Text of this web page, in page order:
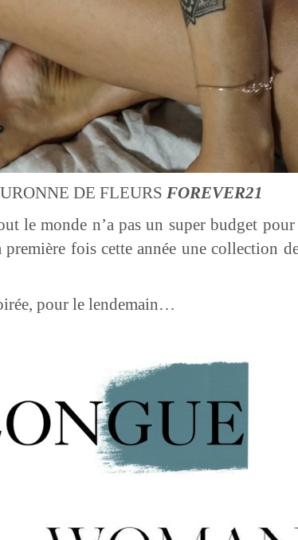
DE FLEURS FOREVER21
le monde n’a pas un super budget
fois cette année une collection
pour le lendemain…